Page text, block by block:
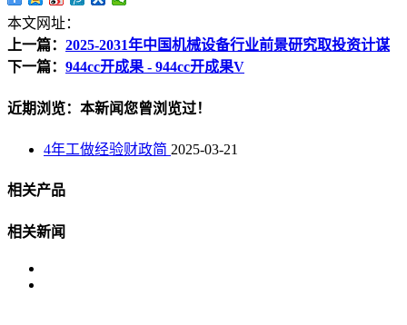
本文网址：
上一篇： 2025-2031年中国机械设备行业前景研究取投资计谋
下一篇： 944cc开成果 - 944cc开成果V
近期浏览：本新闻您曾浏览过！
4年工做经验财政简 2025-03-21
相关产品
相关新闻